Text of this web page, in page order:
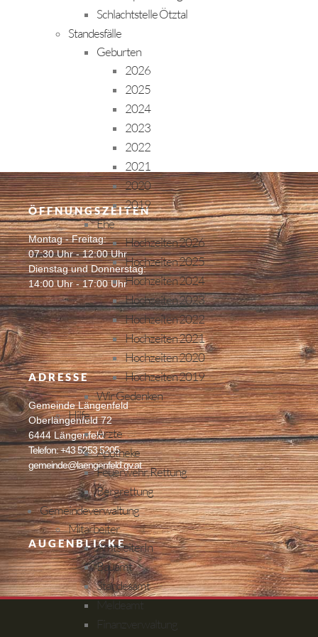
Schlachtstelle Ötztal
Standesfälle
Geburten
2026
2025
2024
2023
2022
2021
2020
2019
Ehe
Hochzeiten 2026
Hochzeiten 2025
Hochzeiten 2024
Hochzeiten 2023
Hochzeiten 2022
Hochzeiten 2021
Hochzeiten 2020
Hochzeiten 2019
Wir Gedenken
Hilfe
Ärzte
Apotheke
Feuerwehr, Rettung
Bergrettung
Gemeindeverwaltung
Mitarbeiter
AmtsleiterIn
Bauamt
Standesamt
Meldeamt
Finanzverwaltung
ÖFFNUNGSZEITEN
Montag - Freitag:
07:30 Uhr - 12:00 Uhr
Dienstag und Donnerstag:
14:00 Uhr - 17:00 Uhr
ADRESSE
Gemeinde Längenfeld
Oberlängenfeld 72
6444 Längenfeld
Telefon: +43 5253 5205
gemeinde@laengenfeld.gv.at
AUGENBLICKE